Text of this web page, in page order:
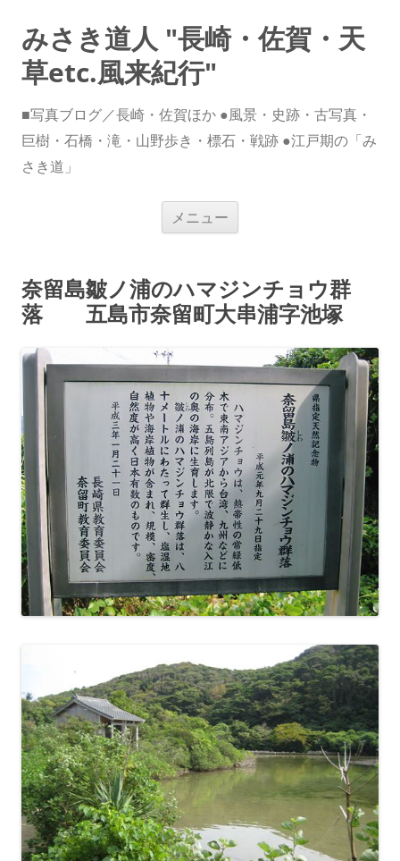
みさき道人 "長崎・佐賀・天
草etc.風来紀行"
■写真ブログ／長崎・佐賀ほか ●風景・史跡・古写真・
巨樹・石橋・滝・山野歩き・標石・戦跡 ●江戸期の「み
さき道」
メニュー
ス
キ
ッ
プ
奈留島皺ノ浦のハマジンチョウ群
落 五島市奈留町大串浦字池塚